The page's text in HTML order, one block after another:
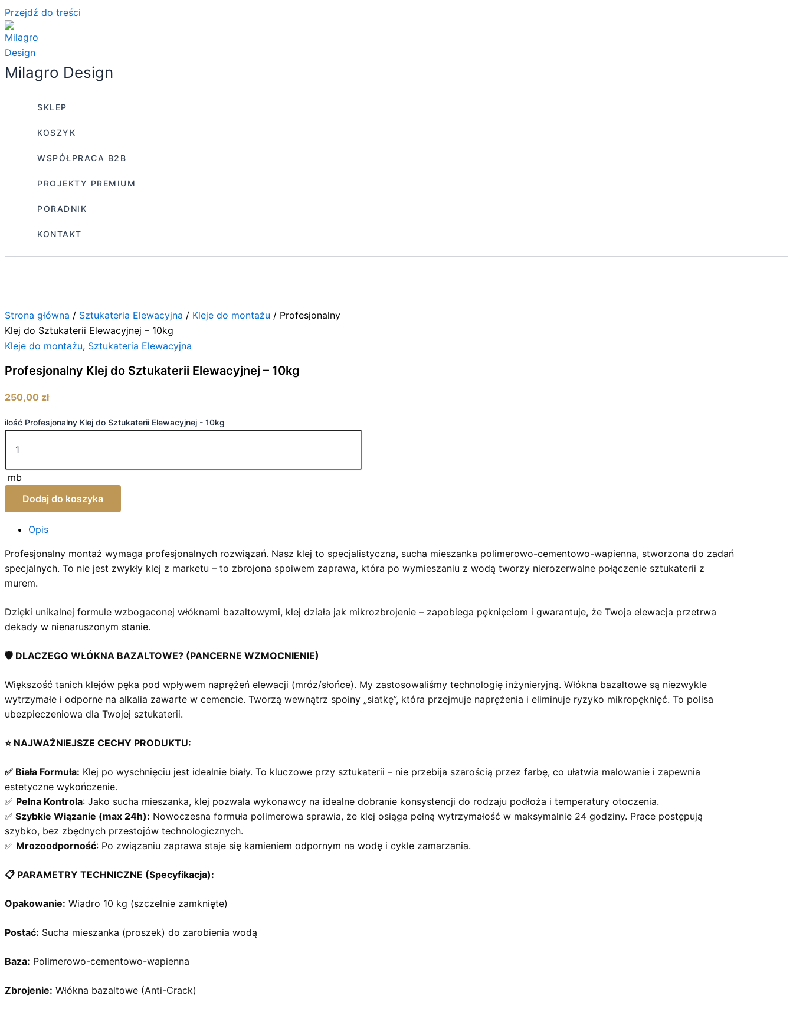
Przejdź do treści
Milagro Design
SKLEP
KOSZYK
WSPÓŁPRACA B2B
PROJEKTY PREMIUM
PORADNIK
KONTAKT
Strona główna / Sztukateria Elewacyjna / Kleje do montażu / Profesjonalny
Klej do Sztukaterii Elewacyjnej – 10kg
Kleje do montażu, Sztukateria Elewacyjna
Profesjonalny Klej do Sztukaterii Elewacyjnej – 10kg
250,00 zł
ilość Profesjonalny Klej do Sztukaterii Elewacyjnej - 10kg
mb
Dodaj do koszyka
Opis
Profesjonalny montaż wymaga profesjonalnych rozwiązań. Nasz klej to specjalistyczna, sucha mieszanka polimerowo-cementowo-wapienna, stworzona do zadań
specjalnych. To nie jest zwykły klej z marketu – to zbrojona spoiwem zaprawa, która po wymieszaniu z wodą tworzy nierozerwalne połączenie sztukaterii z
murem.
Dzięki unikalnej formule wzbogaconej włóknami bazaltowymi, klej działa jak mikrozbrojenie – zapobiega pęknięciom i gwarantuje, że Twoja elewacja przetrwa
dekady w nienaruszonym stanie.
🛡️ DLACZEGO WŁÓKNA BAZALTOWE? (PANCERNE WZMOCNIENIE)
Większość tanich klejów pęka pod wpływem naprężeń elewacji (mróz/słońce). My zastosowaliśmy technologię inżynieryjną. Włókna bazaltowe są niezwykle
wytrzymałe i odporne na alkalia zawarte w cemencie. Tworzą wewnątrz spoiny „siatkę”, która przejmuje naprężenia i eliminuje ryzyko mikropęknięć. To polisa
ubezpieczeniowa dla Twojej sztukaterii.
⭐ NAJWAŻNIEJSZE CECHY PRODUKTU:
✅ Biała Formuła: Klej po wyschnięciu jest idealnie biały. To kluczowe przy sztukaterii – nie przebija szarością przez farbę, co ułatwia malowanie i zapewnia
estetyczne wykończenie.
✅ Pełna Kontrola: Jako sucha mieszanka, klej pozwala wykonawcy na idealne dobranie konsystencji do rodzaju podłoża i temperatury otoczenia.
✅ Szybkie Wiązanie (max 24h): Nowoczesna formuła polimerowa sprawia, że klej osiąga pełną wytrzymałość w maksymalnie 24 godziny. Prace postępują
szybko, bez zbędnych przestojów technologicznych.
✅ Mrozoodporność: Po związaniu zaprawa staje się kamieniem odpornym na wodę i cykle zamarzania.
📋 PARAMETRY TECHNICZNE (Specyfikacja):
Opakowanie: Wiadro 10 kg (szczelnie zamknięte)
Postać: Sucha mieszanka (proszek) do zarobienia wodą
Baza: Polimerowo-cementowo-wapienna
Zbrojenie: Włókna bazaltowe (Anti-Crack)